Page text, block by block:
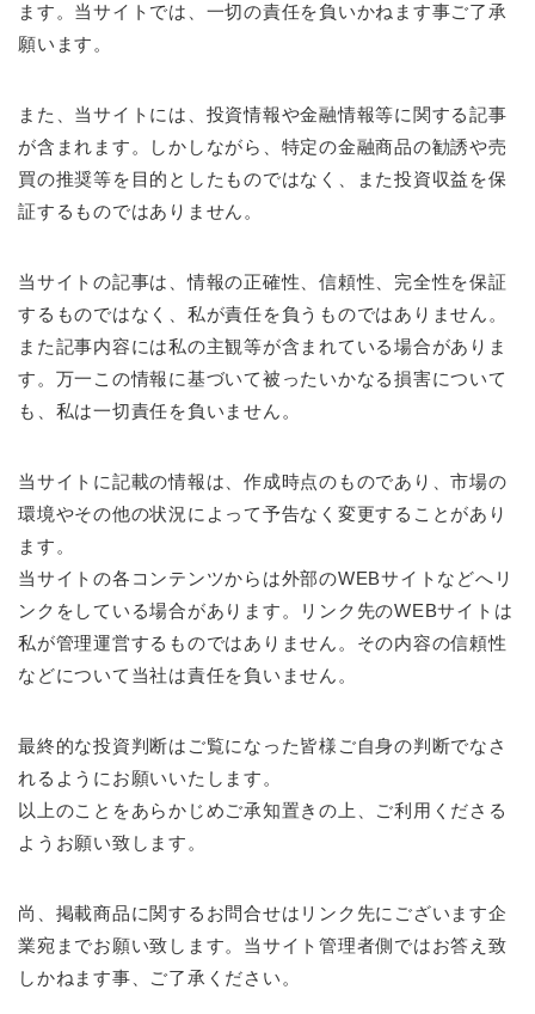
ます。当サイトでは、一切の責任を負いかねます事ご了承
願います。
また、当サイトには、投資情報や金融情報等に関する記事
が含まれます。しかしながら、特定の金融商品の勧誘や売
買の推奨等を目的としたものではなく、また投資収益を保
証するものではありません。
当サイトの記事は、情報の正確性、信頼性、完全性を保証
するものではなく、私が責任を負うものではありません。
また記事内容には私の主観等が含まれている場合がありま
す。万一この情報に基づいて被ったいかなる損害について
も、私は一切責任を負いません。
当サイトに記載の情報は、作成時点のものであり、市場の
環境やその他の状況によって予告なく変更することがあり
ます。
当サイトの各コンテンツからは外部のWEBサイトなどへリ
ンクをしている場合があります。リンク先のWEBサイトは
私が管理運営するものではありません。その内容の信頼性
などについて当社は責任を負いません。
最終的な投資判断はご覧になった皆様ご自身の判断でなさ
れるようにお願いいたします。
以上のことをあらかじめご承知置きの上、ご利用くださる
ようお願い致します。
尚、掲載商品に関するお問合せはリンク先にございます企
業宛までお願い致します。当サイト管理者側ではお答え致
しかねます事、ご了承ください。